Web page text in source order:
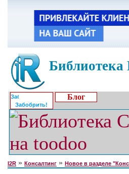
Забобрить!
Блог
I2R » Консалтинг » Новое в разделе